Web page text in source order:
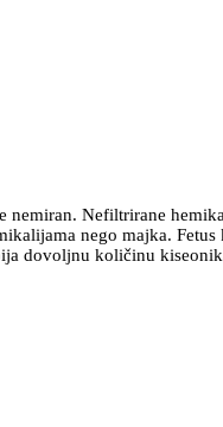
nemiran. Nefiltrirane
nego majka.
dovoljnu količinu